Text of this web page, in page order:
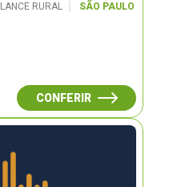
RURAL
SÃO PAULO
CONFERIR